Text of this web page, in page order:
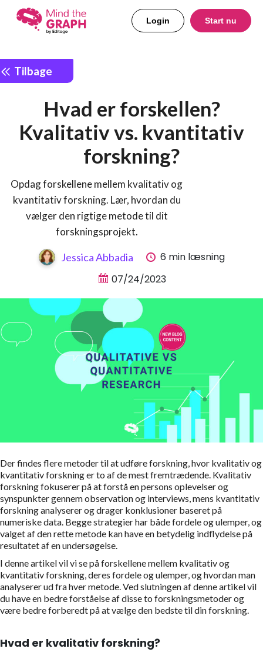
Login Start nu
Tilbage
Hvad er forskellen?
Kvalitativ vs. kvantitativ
forskning?
Opdag forskellene mellem kvalitativ og
kvantitativ forskning. Lær, hvordan du
vælger den rigtige metode til dit
forskningsprojekt.
Jessica Abbadia
6 min læsning
07/24/2023
Der findes flere metoder til at udføre forskning, hvor kvalitativ og
kvantitativ forskning er to af de mest fremtrædende. Kvalitativ
forskning fokuserer på at forstå en persons oplevelser og
synspunkter gennem observation og interviews, mens kvantitativ
forskning analyserer og drager konklusioner baseret på
numeriske data. Begge strategier har både fordele og ulemper, og
valget af den rette metode kan have en betydelig indflydelse på
resultatet af en undersøgelse.
I denne artikel vil vi se på forskellene mellem kvalitativ og
kvantitativ forskning, deres fordele og ulemper, og hvordan man
analyserer ud fra hver metode. Ved slutningen af denne artikel vil
du have en bedre forståelse af disse to forskningsmetoder og
være bedre forberedt på at vælge den bedste til din forskning.
Hvad er kvalitativ forskning?